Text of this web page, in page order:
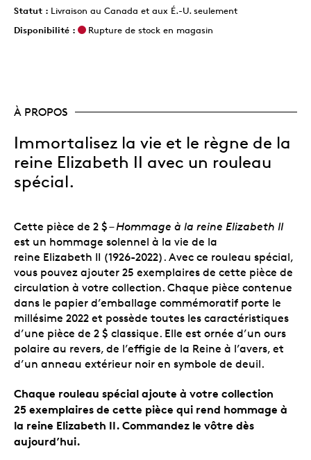
Statut : Livraison au Canada et aux É.-U. seulement
Disponibilité :
Rupture de stock en magasin
À PROPOS
Immortalisez la vie et le règne de la
reine Elizabeth II avec un rouleau
spécial.
Cette pièce de 2 $ –Hommage à la reine Elizabeth II
est un hommage solennel à la vie de la
reine Elizabeth II (1926-2022). Avec ce rouleau spécial,
vous pouvez ajouter 25 exemplaires de cette pièce de
circulation à votre collection. Chaque pièce contenue
dans le papier d’emballage commémoratif porte le
millésime 2022 et possède toutes les caractéristiques
d’une pièce de 2 $ classique. Elle est ornée d’un ours
polaire au revers, de l’effigie de la Reine à l’avers, et
d’un anneau extérieur noir en symbole de deuil.
Chaque rouleau spécial ajoute à votre collection
25 exemplaires de cette pièce qui rend hommage à
la reine Elizabeth II. Commandez le vôtre dès
aujourd’hui.